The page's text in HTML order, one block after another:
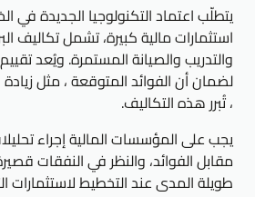
يتطلّب اعتماد التكنولوجيا الجديدة في
استثمارات مالية كبيرة، تشمل تكاليف
والتدريب والصيانة المستمرة. ويُعد
لضمان أن الفوائد المتوقعة ، مثل زيادة
، تُبرر هذه التكاليف.
يجب على المؤسسات المالية إجراء
مقابل الفوائد، والنظر في النفقات
طويلة المدى عند التخطيط لاستثمارات